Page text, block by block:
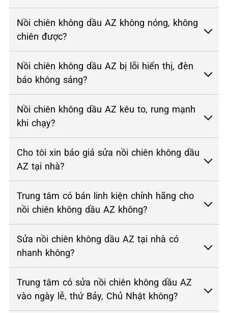
Nồi chiên không dầu AZ không nóng, không
chiên được?
Nồi chiên không dầu AZ bị lỗi hiển thị, đèn
báo không sáng?
Nồi chiên không dầu AZ kêu to, rung mạnh
khi chạy?
Cho tôi xin báo giá sửa nồi chiên không dầu
AZ tại nhà?
Trung tâm có bán linh kiện chính hãng cho
nồi chiên không dầu AZ không?
Sửa nồi chiên không dầu AZ tại nhà có
nhanh không?
Trung tâm có sửa nồi chiên không dầu AZ
vào ngày lễ, thứ Bảy, Chủ Nhật không?